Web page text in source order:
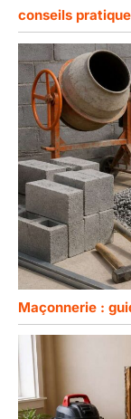
conseils
Maçonnerie :